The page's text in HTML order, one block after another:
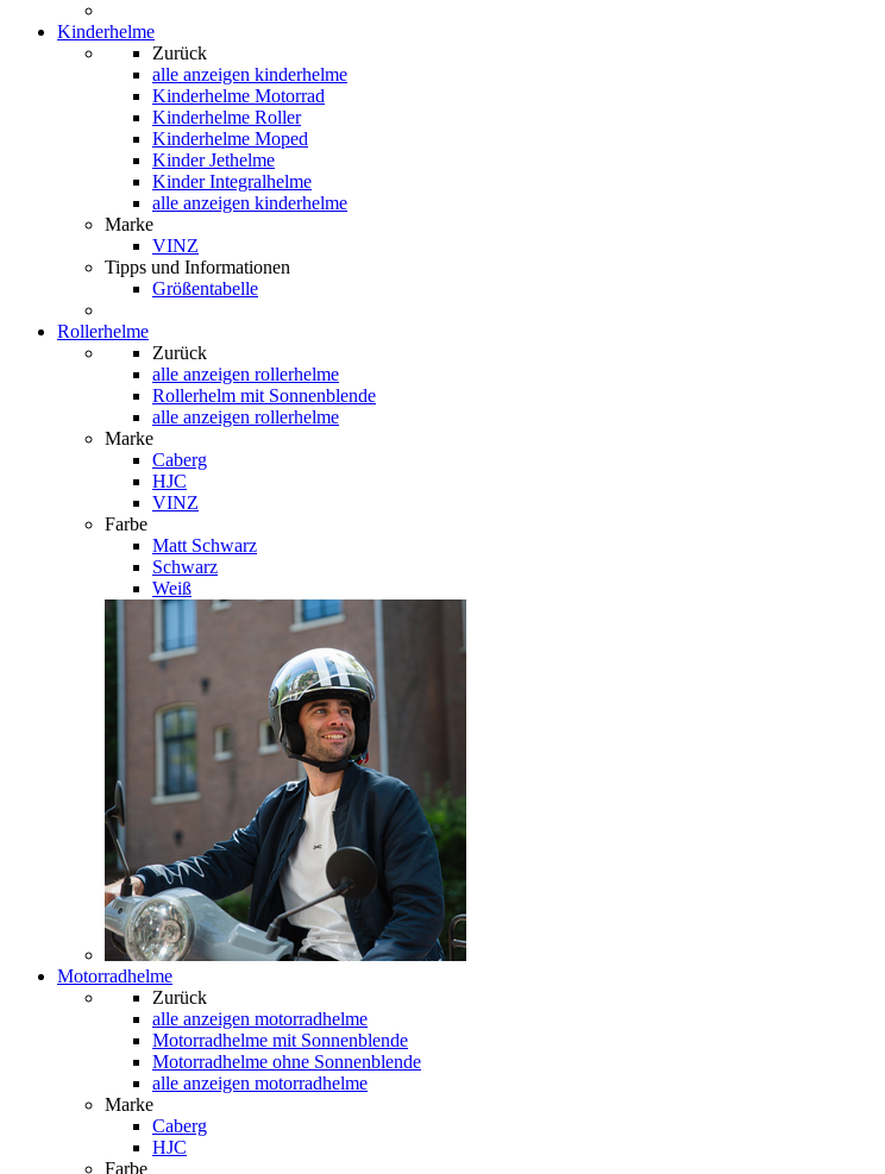
Kinderhelme
Zurück
alle anzeigen kinderhelme
Kinderhelme Motorrad
Kinderhelme Roller
Kinderhelme Moped
Kinder Jethelme
Kinder Integralhelme
alle anzeigen kinderhelme
Marke
VINZ
Tipps und Informationen
Größentabelle
Rollerhelme
Zurück
alle anzeigen rollerhelme
Rollerhelm mit Sonnenblende
alle anzeigen rollerhelme
Marke
Caberg
HJC
VINZ
Farbe
Matt Schwarz
Schwarz
Weiß
Motorradhelme
Zurück
alle anzeigen motorradhelme
Motorradhelme mit Sonnenblende
Motorradhelme ohne Sonnenblende
alle anzeigen motorradhelme
Marke
Caberg
HJC
Farbe